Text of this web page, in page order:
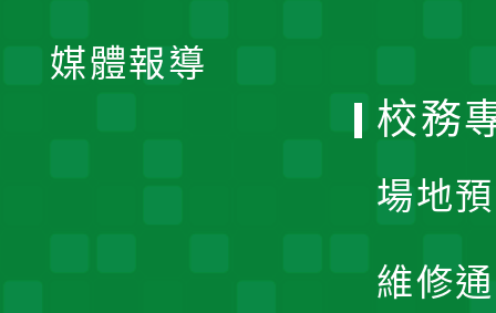
媒體報導
校務
場地
維修